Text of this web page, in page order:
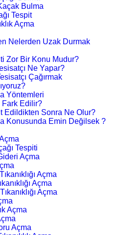
Bulma
Tespit
Açma
Nelerden Uzak Durmak
Zor Bir Konu Mudur?
Ne Yapar?
Çağırmak
Yöntemleri
Fark Edilir?
Edildikten Sonra Ne Olur?
Konusunda Emin Değilsek ?
Tespiti
Açma
Açma
Açma
Açma
Açma
Açma